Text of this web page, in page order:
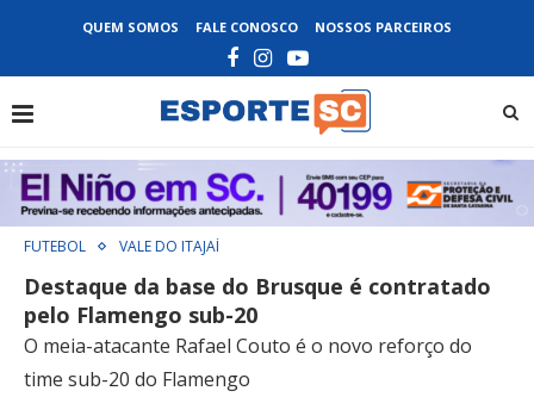
QUEM SOMOS FALE CONOSCO NOSSOS PARCEIROS
FUTEBOL VALE DO ITAJAÍ
Destaque da base do Brusque é contratado
pelo Flamengo sub-20
O meia-atacante Rafael Couto é o novo reforço do
time sub-20 do Flamengo